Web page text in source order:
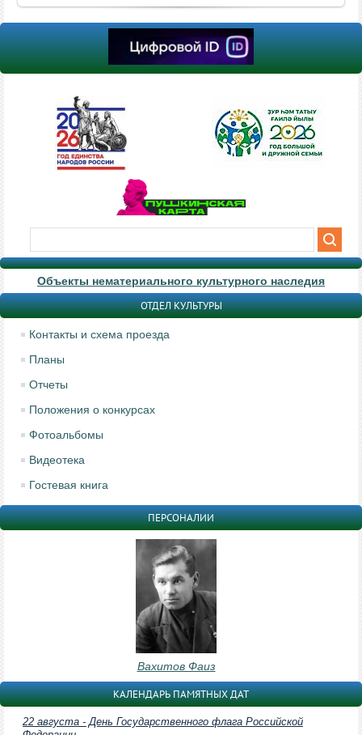
Объекты нематериального культурного наследия
ОТДЕЛ КУЛЬТУРЫ
Контакты и схема проезда
Планы
Отчеты
Положения о конкурсах
Фотоальбомы
Видеотека
Гостевая книга
ПЕРСОНАЛИИ
Вахитов Фаиз
КАЛЕНДАРЬ ПАМЯТНЫХ ДАТ
22 августа - День Государственного флага Российской